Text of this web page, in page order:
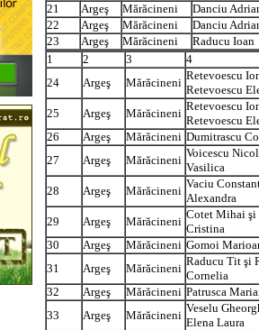
21
Argeş Mărăcineni
Danciu
22
Argeş Mărăcineni
Danciu
23
Argeş Mărăcineni
Raducu Ioan
1
2 3
4
24
Argeş Mărăcineni
Retevoescu
Retevoescu
25
Argeş Mărăcineni
Retevoescu
Retevoescu
26
Argeş Mărăcineni Dumitrascu
27
Argeş Mărăcineni
Voicescu
Vasilica
28
Argeş Mărăcineni
Vaciu
Alexandra
29
Argeş Mărăcineni
Cotet Mihai şi
Cristina
30
Argeş Mărăcineni Gomoi
31
Argeş Mărăcineni
Raducu Tit şi
Cornelia
32
Argeş Mărăcineni Patrusca
33
Argeş Mărăcineni
Veselu
Elena Laura